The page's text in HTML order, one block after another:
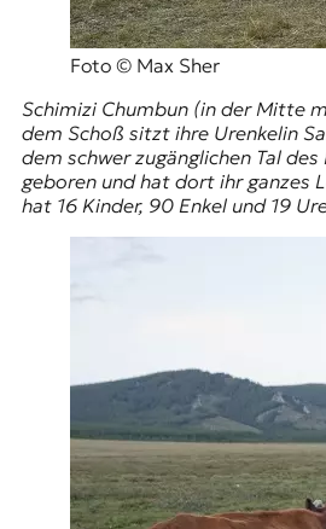
Foto © Max Sher
Schimizi Chumbun (in der Mitte
dem Schoß sitzt ihre Urenkelin
dem schwer zugänglichen Tal
geboren und hat dort ihr ganzes
hat 16 Kinder, 90 Enkel und 19